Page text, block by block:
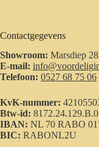
Contactgegevens
Showroom: Marsdiep
E-mail:
Telefoon: 0527 68 75 06
KvK-nummer:
Btw-id:
IBAN: NL 70 RABO
BIC: RABONL2U